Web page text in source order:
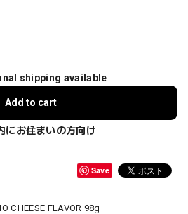
shipping available
Add to cart
にお住まいの方向け
Save
CHEESE FLAVOR 98g